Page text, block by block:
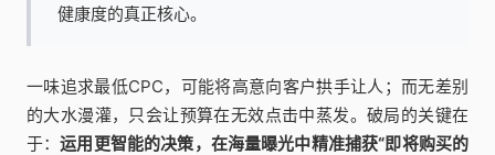
健康度的真正核心。
一味追求最低CPC，可能将高意向客户拱手让人；而无差别
的大水漫灌，只会让预算在无效点击中蒸发。破局的关键在
于：运用更智能的决策，在海量曝光中精准捕获“即将购买的